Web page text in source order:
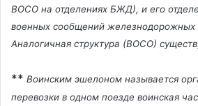
е
о
ВОСО на отделениях БЖД), и его
военных сообщений железнодорожных
Аналогичная структура (ВОСО)
** Воинским эшелоном называется
перевозки в одном поезде воинская